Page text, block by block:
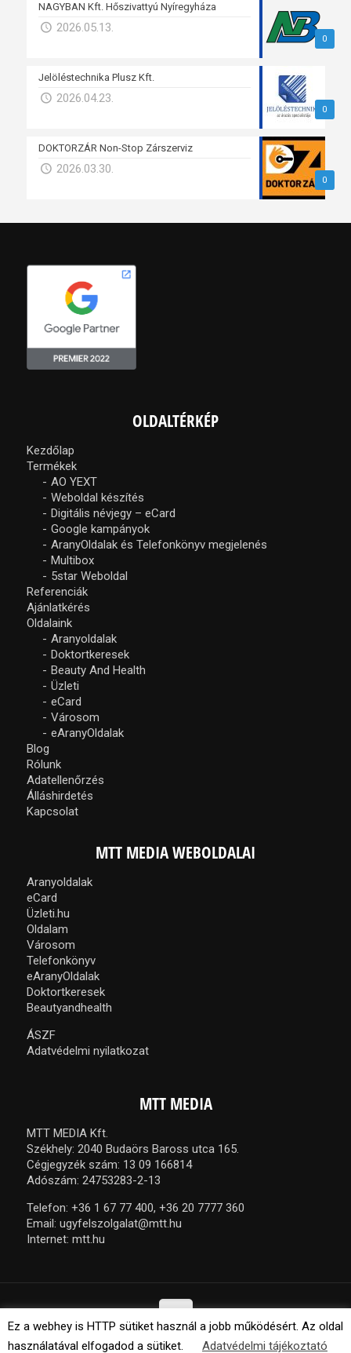
0
NAGYBAN Kft. Hőszivattyú Nyíregyháza
2026.05.13.
0
Jelöléstechnika Plusz Kft.
2026.04.23.
0
DOKTORZÁR Non-Stop Zárszerviz
2026.03.30.
OLDALTÉRKÉP
Kezdőlap
Termékek
AO YEXT
Weboldal készítés
Digitális névjegy – eCard
Google kampányok
AranyOldalak és Telefonkönyv megjelenés
Multibox
5star Weboldal
Referenciák
Ajánlatkérés
Oldalaink
Aranyoldalak
Doktortkeresek
Beauty And Health
Üzleti
eCard
Városom
eAranyOldalak
Blog
Rólunk
Adatellenőrzés
Álláshirdetés
Kapcsolat
MTT MEDIA WEBOLDALAI
Aranyoldalak
eCard
Üzleti.hu
Oldalam
Városom
Telefonkönyv
eAranyOldalak
Doktortkeresek
Beautyandhealth
ÁSZF
Adatvédelmi nyilatkozat
MTT MEDIA
MTT MEDIA Kft.
Székhely: 2040 Budaörs Baross utca 165.
Cégjegyzék szám: 13 09 166814
Adószám: 24753283-2-13
Telefon: +36 1 67 77 400, +36 20 7777 360
Email: ugyfelszolgalat@mtt.hu
Internet: mtt.hu
Ez a webhey is HTTP sütiket használ a jobb működésért. Az oldal
használatával elfogadod a sütiket.
Adatvédelmi tájékoztató